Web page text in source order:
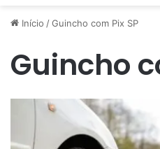
Início /Guincho com Pix SP
Guincho